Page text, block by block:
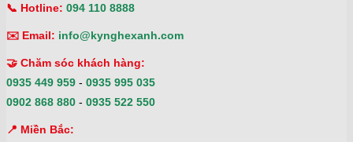
📞 Hotline: 094 110 8888
✉️ Email: info@kynghexanh.com
🤝 Chăm sóc khách hàng:
0935 449 959 - 0935 995 035
0902 868 880 - 0935 522 550
📍 Miền Bắc: